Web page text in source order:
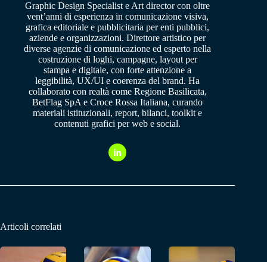
Graphic Design Specialist e Art director con oltre
vent’anni di esperienza in comunicazione visiva,
grafica editoriale e pubblicitaria per enti pubblici,
aziende e organizzazioni. Direttore artistico per
diverse agenzie di comunicazione ed esperto nella
costruzione di loghi, campagne, layout per
stampa e digitale, con forte attenzione a
leggibilità, UX/UI e coerenza del brand. Ha
collaborato con realtà come Regione Basilicata,
BetFlag SpA e Croce Rossa Italiana, curando
materiali istituzionali, report, bilanci, toolkit e
contenuti grafici per web e social.
Articoli correlati